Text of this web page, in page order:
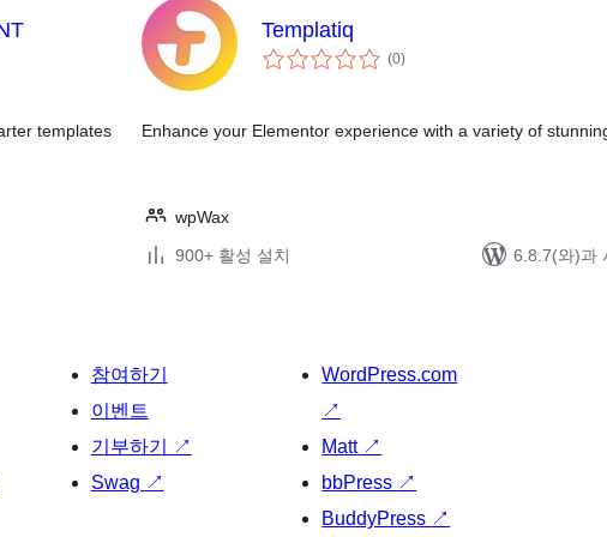
templates
Templatiq
(0전
체)
Enhance your Elementor experience with a variety of
wpWax
900+ 활성 설치
6.8.7(와)과
참여하기
이벤트
기부하기
↗
Swag ↗
WordPress.com
↗
Matt ↗
bbPress ↗
BuddyPress ↗